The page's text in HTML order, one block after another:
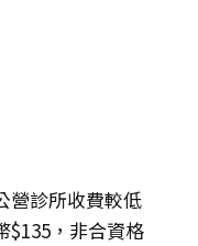
營診所收費較低
$135，非合資格